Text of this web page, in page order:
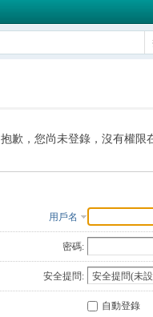
抱歉，您尚未登錄，沒有權限
用戶名
密碼:
安全提問:
自動登錄